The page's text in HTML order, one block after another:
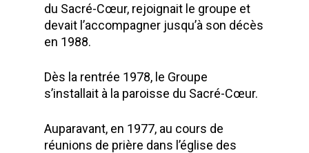
du Sacré-Cœur, rejoignait le groupe et
devait l’accompagner jusqu’à son décès
en 1988.
Dès la rentrée 1978, le Groupe
s’installait à la paroisse du Sacré-Cœur.
Auparavant, en 1977, au cours de
réunions de prière dans l’église des